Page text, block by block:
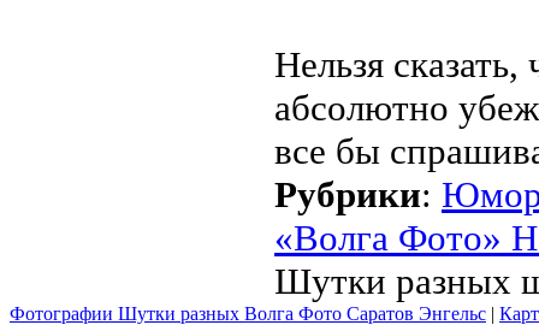
Нельзя
абсолютно
все бы
Рубрики:
«Волга Фото»
Шутки разных
Фотографии Шутки разных Волга Фото Саратов Энгельс |